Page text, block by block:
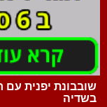
שובבונת יפנית
בשדיה